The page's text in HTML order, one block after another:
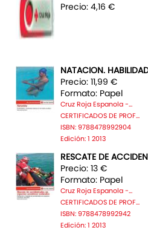
Precio: 4,16 €
NATACION.
Precio: 11,99 €
Formato: Papel
Cruz Roja Espanola -...
CERTIFICADOS DE PROF...
ISBN: 9788478992904
Edición: 1 2013
RESCATE DE
Precio: 13 €
Formato: Papel
Cruz Roja Espanola -...
CERTIFICADOS DE PROF...
ISBN: 9788478992942
Edición: 1 2013